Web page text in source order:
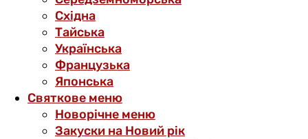
Східна
Тайська
Українська
Французька
Японська
Святкове меню
Новорічне меню
Закуски на Новий рік